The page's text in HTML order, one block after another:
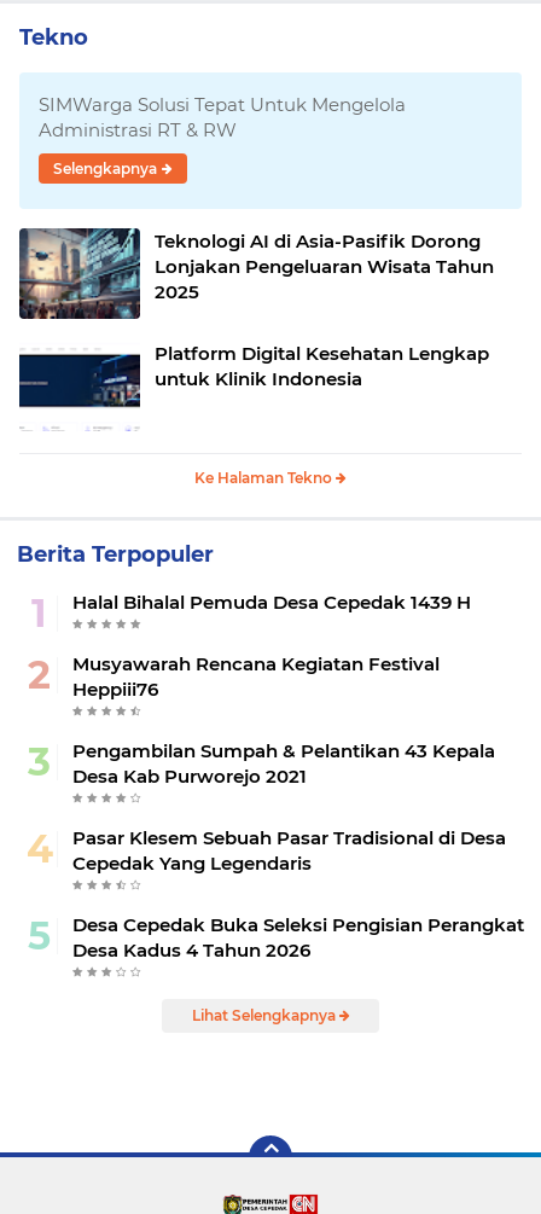
Tekno
SIMWarga Solusi Tepat Untuk Mengelola
Administrasi RT & RW
Selengkapnya
Teknologi AI di Asia-Pasifik Dorong
Lonjakan Pengeluaran Wisata Tahun
2025
Platform Digital Kesehatan Lengkap
untuk Klinik Indonesia
Ke Halaman Tekno
Berita Terpopuler
Halal Bihalal Pemuda Desa Cepedak 1439 H
Musyawarah Rencana Kegiatan Festival
Heppiii76
Pengambilan Sumpah & Pelantikan 43 Kepala
Desa Kab Purworejo 2021
Pasar Klesem Sebuah Pasar Tradisional di Desa
Cepedak Yang Legendaris
Desa Cepedak Buka Seleksi Pengisian Perangkat
Desa Kadus 4 Tahun 2026
Lihat Selengkapnya